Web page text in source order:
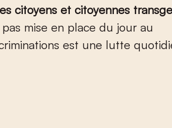
citoyens et citoyennes
mise en place du jour au
est une lutte